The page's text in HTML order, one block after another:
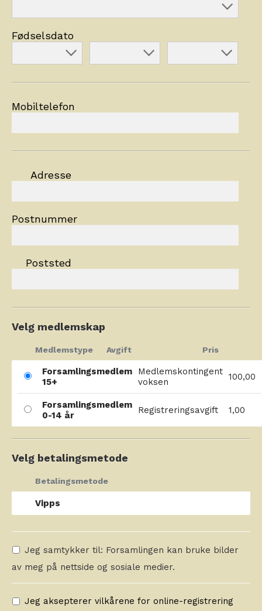
Fødselsdato
Mobiltelefon
Adresse
Postnummer
Poststed
Velg medlemskap
Medlemstype Avgift Pris
Forsamlingsmedlem
15+
Medlemskontingent
voksen
100,00
Forsamlingsmedlem
0-14 år
Registreringsavgift 1,00
Velg betalingsmetode
Betalingsmetode
Vipps
Jeg samtykker til: Forsamlingen kan bruke bilder
av meg på nettside og sosiale medier.
Jeg aksepterer vilkårene for online-registrering